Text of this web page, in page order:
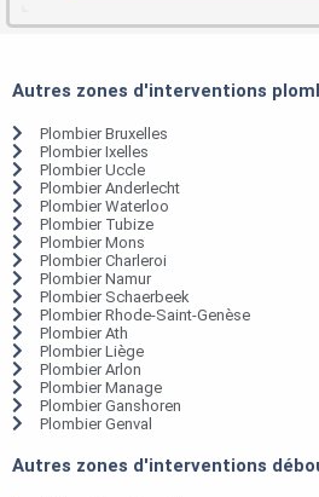
Autres zones d'interventions
Plombier Bruxelles
Plombier Ixelles
Plombier Uccle
Plombier Anderlecht
Plombier Waterloo
Plombier Tubize
Plombier Mons
Plombier Charleroi
Plombier Namur
Plombier Schaerbeek
Plombier Rhode-Saint-Genèse
Plombier Ath
Plombier Liège
Plombier Arlon
Plombier Manage
Plombier Ganshoren
Plombier Genval
Autres zones d'interventions